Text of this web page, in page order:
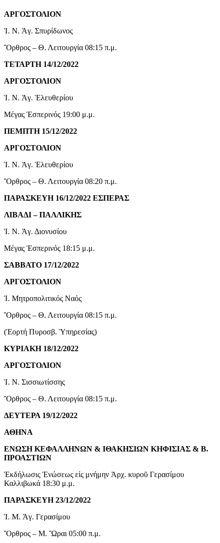
ΑΡΓΟΣΤΟΛΙΟΝ
Ἱ. Ν. Ἁγ. Σπυρίδωνος
Ὂρθρος – Θ. Λειτουργία 08:15 π.μ.
ΤΕΤΑΡΤΗ 14/12/2022
ΑΡΓΟΣΤΟΛΙΟΝ
Ἱ. Ν. Ἁγ. Ἐλευθερίου
Μέγας Ἑσπερινός 19:00 μ.μ.
ΠΕΜΠΤΗ 15/12/2022
ΑΡΓΟΣΤΟΛΙΟΝ
Ἱ. Ν. Ἁγ. Ἐλευθερίου
Ὂρθρος – Θ. Λειτουργία 08:20 π.μ.
ΠΑΡΑΣΚΕΥΗ 16/12/2022 ΕΣΠΕΡΑΣ
ΛΙΒΑΔΙ – ΠΑΛΛΙΚΗΣ
Ἱ. Ν. Ἁγ. Διονυσίου
Μέγας Ἑσπερινός 18:15 μ.μ.
ΣΑΒΒΑΤΟ 17/12/2022
ΑΡΓΟΣΤΟΛΙΟΝ
Ἱ. Μητροπολιτικός Ναός
Ὂρθρος – Θ. Λειτουργία 08:15 π.μ.
(Ἑορτή Πυροσβ. Ὑπηρεσίας)
ΚΥΡΙΑΚΗ 18/12/2022
ΑΡΓΟΣΤΟΛΙΟΝ
Ἱ. Ν. Σισσιωτίσσης
Ὂρθρος – Θ. Λειτουργία 08:15 π.μ.
ΔΕΥΤΕΡΑ 19/12/2022
ΑΘΗΝΑ
ΕΝΩΣΗ ΚΕΦΑΛΛΗΝΩΝ & ΙΘΑΚΗΣΙΩΝ ΚΗΦΙΣΙΑΣ & Β.
ΠΡΟΑΣΤΙΩΝ
Ἐκδήλωσις Ἐνώσεως εἰς μνήμην Ἀρχ. κυροῦ Γερασίμου
Καλλιβωκά 18:30 μ.μ.
ΠΑΡΑΣΚΕΥΗ 23/12/2022
Ἱ. Μ. Ἁγ. Γερασίμου
Ὂρθρος – Μ. Ὣραι 05:00 π.μ.